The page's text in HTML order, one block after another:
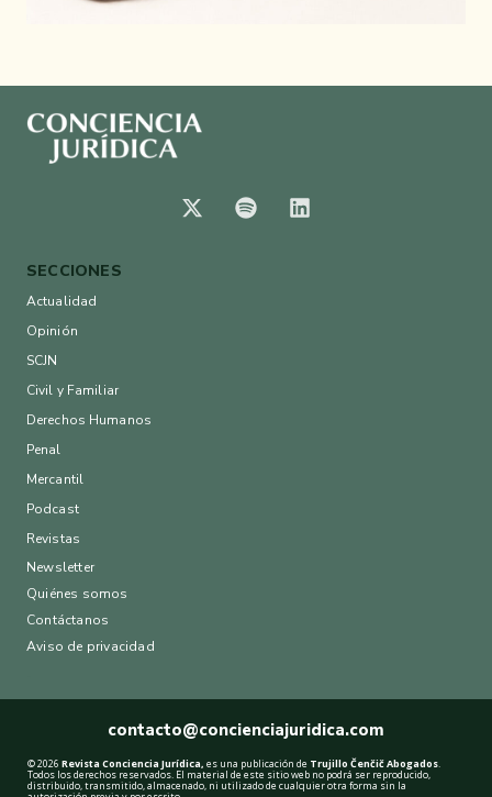
SECCIONES
Actualidad
Opinión
SCJN
Civil y Familiar
Derechos Humanos
Penal
Mercantil
Podcast
Revistas
Newsletter
Quiénes somos
Contáctanos
Aviso de privacidad
© 2026 Revista Conciencia Jurídica, es una publicación de Trujillo Čenčič Abogados.
Todos los derechos reservados. El material de este sitio web no podrá ser reproducido,
distribuido, transmitido, almacenado, ni utilizado de cualquier otra forma sin la
contacto@concienciajuridica.com